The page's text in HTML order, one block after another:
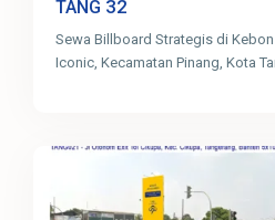
TANG 32
Sewa Billboard Strategis di
Iconic, Kecamatan Pinang, Kota